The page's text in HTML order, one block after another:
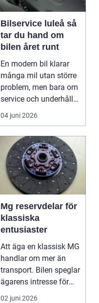
Bilservice luleå så
tar du hand om
bilen året runt
En modern bil klarar
många mil utan större
problem, men bara om
service och underhåll
sköts i tid. I...
04 juni 2026
Mg reservdelar för
klassiska
entusiaster
Att äga en klassisk MG
handlar om mer än
transport. Bilen speglar
ägarens intresse för
teknik, histo...
02 juni 2026